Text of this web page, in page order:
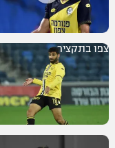
"מחצית
משתתפים וזוכים
תקנון משתתפים
תקנון עבור פעילות
אופניים
ספורט מוטורי
כדורמים
פוטבול אמריקאי NFL
צפו בתקציר